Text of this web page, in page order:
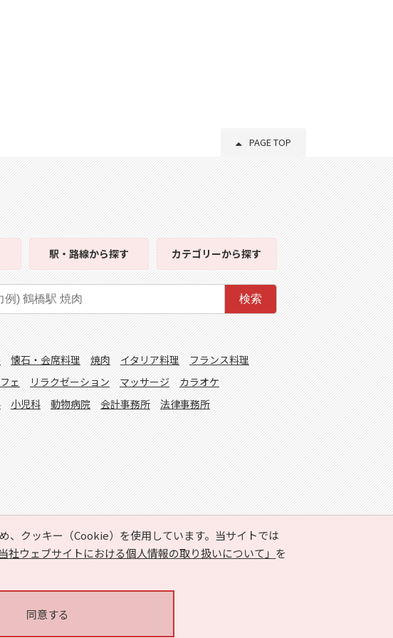
PAGE TOP
、クッキー（Cookie）を使用しています。当サイトでは
当社ウェブサイトにおける個人情報の取り扱いについて」 を
同意する
駅・路線から探す カテゴリーから探す
検索
懐石・会席料理 焼肉 イタリア料理
フランス料理
ェ リラクゼーション マッサージ
カラオケ
小児科 動物病院 会計事務所 法律事務所